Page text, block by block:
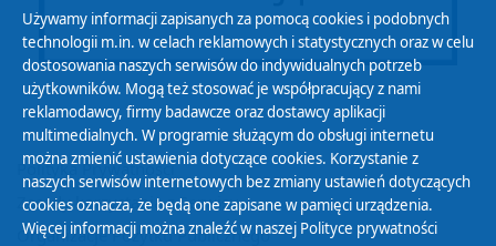
Polityka Prywatności
Zasady korzystania z Serwisu
Organizacje Pożytku Publicznego
Używamy informacji zapisanych za pomocą cookies i podobnych
technologii m.in. w celach reklamowych i statystycznych oraz w celu
dostosowania naszych serwisów do indywidualnych potrzeb
użytkowników. Mogą też stosować je współpracujący z nami
reklamodawcy, firmy badawcze oraz dostawcy aplikacji
multimedialnych. W programie służącym do obsługi internetu
można zmienić ustawienia dotyczące cookies. Korzystanie z
naszych serwisów internetowych bez zmiany ustawień dotyczących
cookies oznacza, że będą one zapisane w pamięci urządzenia.
Więcej informacji można znaleźć w naszej Polityce prywatności